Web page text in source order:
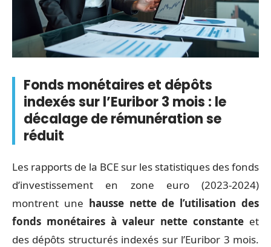
Fonds monétaires et dépôts
indexés sur l’Euribor 3 mois : le
décalage de rémunération se
réduit
Les rapports de la BCE sur les statistiques des fonds
d’investissement en zone euro (2023-2024)
montrent une hausse nette de l’utilisation des
fonds monétaires à valeur nette constante et
des dépôts structurés indexés sur l’Euribor 3 mois.